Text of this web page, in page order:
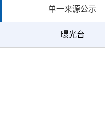
单一来源公示
曝光台